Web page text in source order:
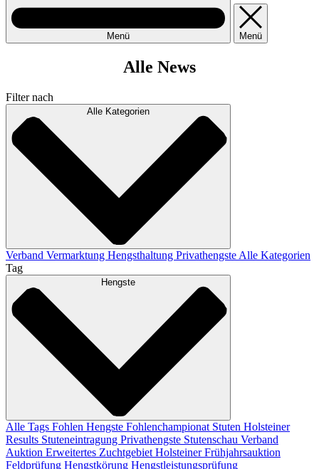
Menü Menü
Alle News
Filter nach
Alle Kategorien
Verband Vermarktung Hengsthaltung PrivathengsteAlle Kategorien
Tag
Hengste
Alle Tags Fohlen Hengste Fohlenchampionat Stuten Holsteiner
Results Stuteneintragung Privathengste Stutenschau Verband
Auktion Erweitertes Zuchtgebiet Holsteiner Frühjahrsauktion
Feldprüfung Hengstkörung Hengstleistungsprüfung